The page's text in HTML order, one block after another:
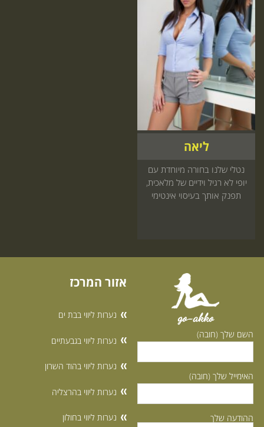
ליאה
נטלי שלנו בחורה מיוחדת עם
יופי לא רגיל וידיים של מלאכית,
תפנק אותך בעיסוי אינטימי
go-akko
השם שלך (חובה)
האימייל שלך (חובה)
ההודעה שלך
אזור המרכז
נערות ליווי בבת ים
נערות ליווי בגבעתיים
נערות ליווי בהוד השרון
נערות ליווי בהרצליה
נערות ליווי בחולון